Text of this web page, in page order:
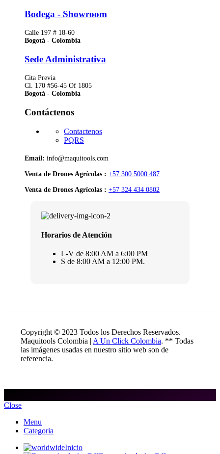
Bodega - Showroom
Calle 197 # 18-60
Bogotá - Colombia
Sede Administrativa
Cita Previa
Cl. 170 #56-45 Of 1805
Bogotá - Colombia
Contáctenos
Contactenos
PQRS
Email: info@maquitools.com
Venta de Drones Agrícolas : +57 300 5000 487
Venta de Drones Agrícolas : +57 324 434 0802
Horarios de Atención
L-V de 8:00 AM a 6:00 PM
S de 8:00 AM a 12:00 PM.
Copyright © 2023 Todos los Derechos Reservados.
Maquitools Colombia | A Un Click Colombia. ** Todas
las imágenes usadas en nuestro sitio web son de
referencia.
Close
Menu
Categoria
Inicio